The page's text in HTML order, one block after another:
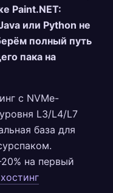
Paint.NET:
или Python не
полный путь
пака на
с NVMe-
L3/L4/L7
база для
на первый